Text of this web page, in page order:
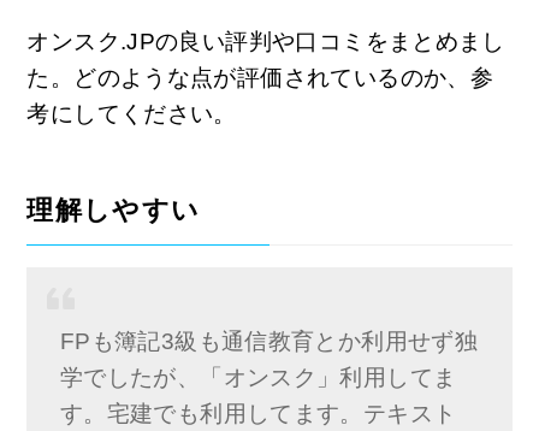
オンスク.JPの良い評判や口コミをまとめまし
た。どのような点が評価されているのか、参
考にしてください。
理解しやすい
FPも簿記3級も通信教育とか利用せず独
学でしたが、「オンスク」利用してま
す。宅建でも利用してます。テキスト